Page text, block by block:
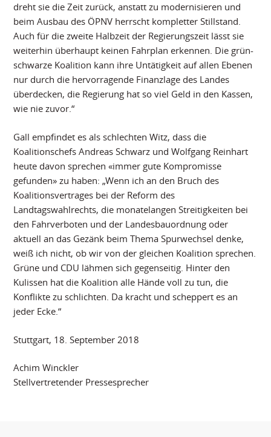
dreht sie die Zeit zurück, anstatt zu modernisieren und
beim Ausbau des ÖPNV herrscht kompletter Stillstand.
Auch für die zweite Halbzeit der Regierungszeit lässt sie
weiterhin überhaupt keinen Fahrplan erkennen. Die grün-
schwarze Koalition kann ihre Untätigkeit auf allen Ebenen
nur durch die hervorragende Finanzlage des Landes
überdecken, die Regierung hat so viel Geld in den Kassen,
wie nie zuvor.“
Gall empfindet es als schlechten Witz, dass die
Koalitionschefs Andreas Schwarz und Wolfgang Reinhart
heute davon sprechen «immer gute Kompromisse
gefunden» zu haben: „Wenn ich an den Bruch des
Koalitionsvertrages bei der Reform des
Landtagswahlrechts, die monatelangen Streitigkeiten bei
den Fahrverboten und der Landesbauordnung oder
aktuell an das Gezänk beim Thema Spurwechsel denke,
weiß ich nicht, ob wir von der gleichen Koalition sprechen.
Grüne und CDU lähmen sich gegenseitig. Hinter den
Kulissen hat die Koalition alle Hände voll zu tun, die
Konflikte zu schlichten. Da kracht und scheppert es an
jeder Ecke.“
Stuttgart, 18. September 2018
Achim Winckler
Stellvertretender Pressesprecher